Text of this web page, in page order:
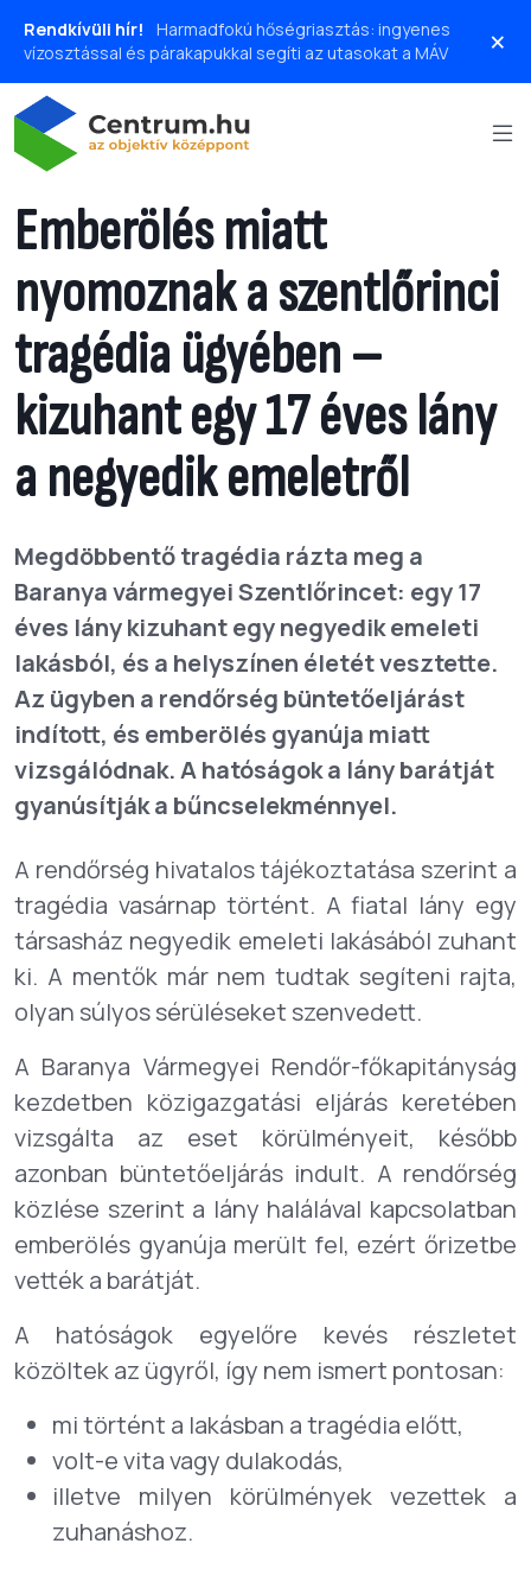
Rendkívüli hír!
Harmadfokú hőségriasztás: ingyenes
vízosztással és párakapukkal segíti az utasokat a MÁV
×
Emberölés miatt
nyomoznak a szentlőrinci
tragédia ügyében –
kizuhant egy 17 éves lány
a negyedik emeletről
Megdöbbentő tragédia rázta meg a
Baranya vármegyei Szentlőrincet: egy 17
éves lány kizuhant egy negyedik emeleti
lakásból, és a helyszínen életét vesztette.
Az ügyben a rendőrség büntetőeljárást
indított, és emberölés gyanúja miatt
vizsgálódnak. A hatóságok a lány barátját
gyanúsítják a bűncselekménnyel.
A rendőrség hivatalos tájékoztatása szerint a
tragédia vasárnap történt. A fiatal lány egy
társasház negyedik emeleti lakásából zuhant
ki. A mentők már nem tudtak segíteni rajta,
olyan súlyos sérüléseket szenvedett.
A Baranya Vármegyei Rendőr-főkapitányság
kezdetben közigazgatási eljárás keretében
vizsgálta az eset körülményeit, később
azonban büntetőeljárás indult. A rendőrség
közlése szerint a lány halálával kapcsolatban
emberölés gyanúja merült fel, ezért őrizetbe
vették a barátját.
A hatóságok egyelőre kevés részletet
közöltek az ügyről, így nem ismert pontosan:
mi történt a lakásban a tragédia előtt,
volt-e vita vagy dulakodás,
illetve milyen körülmények vezettek a
zuhanáshoz.